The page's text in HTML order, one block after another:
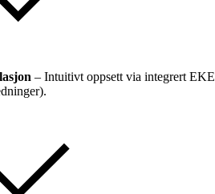
– Intuitivt oppsett via integrert